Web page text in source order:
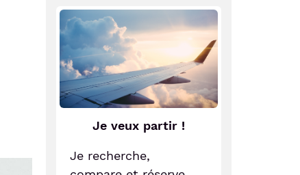
Je veux partir !
Je recherche,